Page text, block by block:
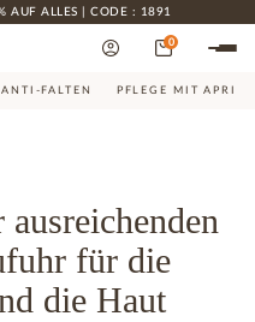
AUF ALLES | CODE : 1891
0
ANTI-FALTEN PFLEGE MIT
für die
die Haut